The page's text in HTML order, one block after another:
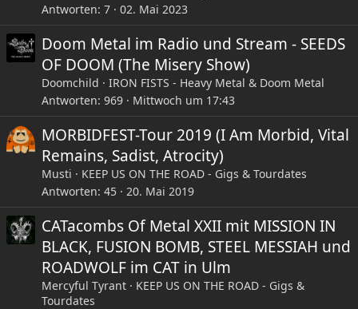
Antworten 7 02. Mai 2023
Doom Metal im Radio und Stream - SEEDS
OF DOOM (The Misery Show)
Doomchild
IRON FISTS - Heavy Metal & Doom Metal
Antworten 969 Mittwoch um 17:43
MORBIDFEST-Tour 2019 (I Am Morbid, Vital
Remains, Sadist, Atrocity)
Musti
KEEP US ON THE ROAD - Gigs & Tourdates
Antworten 45 20. Mai 2019
CATacombs Of Metal XXII mit MISSION IN
BLACK, FUSION BOMB, STEEL MESSIAH und
ROADWOLF im CAT in Ulm
Mercyful Tyrant
KEEP US ON THE ROAD - Gigs &
Tourdates